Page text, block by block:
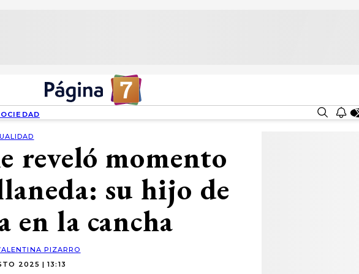
reveló momento
su hijo de
en la cancha
PIZARRO
2025 | 13:13